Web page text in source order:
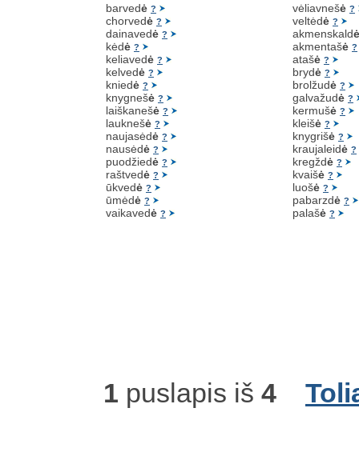
barvedė ?
chorvedė ?
dainavedė ?
kėdė ?
keliavedė ?
kelvedė ?
kniedė ?
knygnešė ?
laiškanešė ?
lauknešė ?
naujasėdė ?
nausėdė ?
puodžiedė ?
raštvedė ?
ūkvedė ?
ūmėdė ?
vaikavedė ?
vėliavnešė ?
veltėdė ?
akmenskaldė
akmentašė ?
atašė ?
brydė ?
brolžudė ?
galvažudė ?
kermušė ?
kleišė ?
knygrišė ?
kraujaleidė ?
kregždė ?
kvaišė ?
luošė ?
pabarzdė ?
palašė ?
1 puslapis iš 4